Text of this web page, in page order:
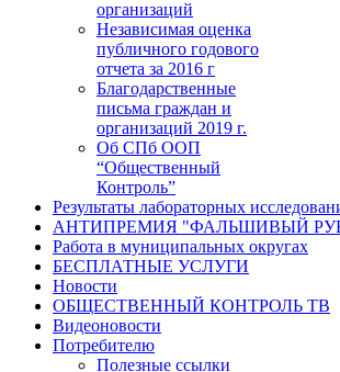
организаций
Независимая оценка
публичного годового
отчета за 2016 г
Благодарственные
письма граждан и
организаций 2019 г.
Об СПб ООП
“Общественный
Контроль”
Результаты лабораторных
АНТИПРЕМИЯ "ФАЛЬШИВЫЙ
Работа в муниципальных округах
БЕСПЛАТНЫЕ УСЛУГИ
Новости
ОБЩЕСТВЕННЫЙ КОНТРОЛЬ ТВ
Видеоновости
Потребителю
Полезные ссылки